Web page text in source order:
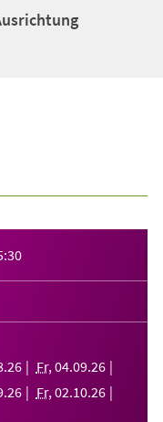
.26 Fr, 04.09.26
.26 Fr, 02.10.26